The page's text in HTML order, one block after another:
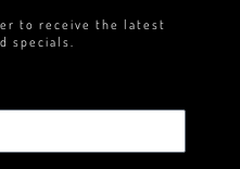
to receive the latest
specials.